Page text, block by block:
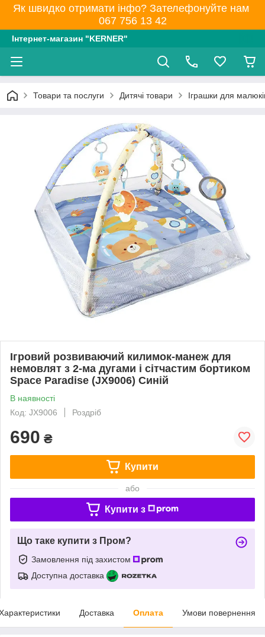
Як швидко отримати інфо? Зателефонуйте нам
067 756 13 42
Інтернет-магазин "KERNER"
Товари та послуги Дитячі товари Іграшки для
Ігровий розвиваючий килимок-манеж для
немовлят з 2-ма дугами і сітчастим бортиком
Space Paradise (JX9006) Синій
В наявності
Код: JX9006
Роздріб
690 ₴
Купити
або
Купити з
Що таке купити з Пром?
Замовлення під захистом
Доступна доставка
Доставка Оплата Умови повернення